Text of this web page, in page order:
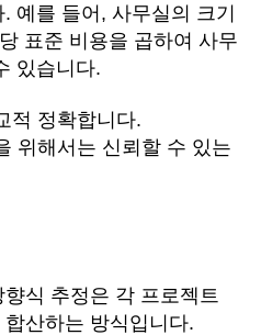
예를 들어, 사무실의 크기
표준 비용을 곱하여 사무
있습니다.
적 정확합니다.
위해서는 신뢰할 수 있는
식 추정은 각 프로젝트
산하는 방식입니다.